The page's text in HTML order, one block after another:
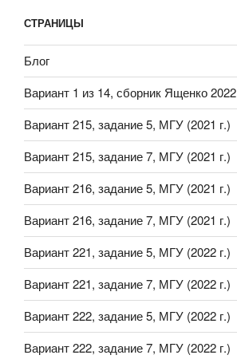
СТРАНИЦЫ
Блог
Вариант 1 из 14, сборник Ященко 2022
Вариант 215, задание 5, МГУ (2021 г.)
Вариант 215, задание 7, МГУ (2021 г.)
Вариант 216, задание 5, МГУ (2021 г.)
Вариант 216, задание 7, МГУ (2021 г.)
Вариант 221, задание 5, МГУ (2022 г.)
Вариант 221, задание 7, МГУ (2022 г.)
Вариант 222, задание 5, МГУ (2022 г.)
Вариант 222, задание 7, МГУ (2022 г.)